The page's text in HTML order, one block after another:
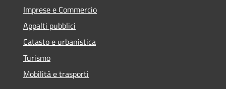
Imprese e Commercio
Appalti pubblici
Catasto e urbanistica
Turismo
Mobilità e trasporti